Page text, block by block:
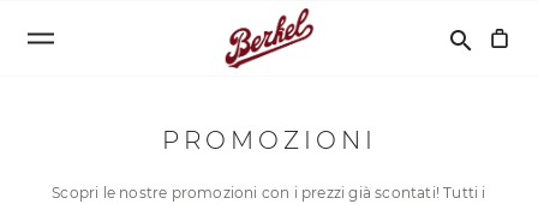
Cerca
search
PROMOZIONI
Scopri le nostre promozioni con i prezzi già scontati! Tutti i